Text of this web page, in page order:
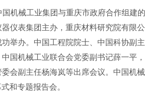
国机械工业集团与重庆市政府合作组建
仪表集团主办，重庆材料研究院有限
举办。中国工程院院士、中国科协副
国机械工业联合会党委副书记薛一平
会副主任杨海岚等出席会议。中国机
和专题报告会。